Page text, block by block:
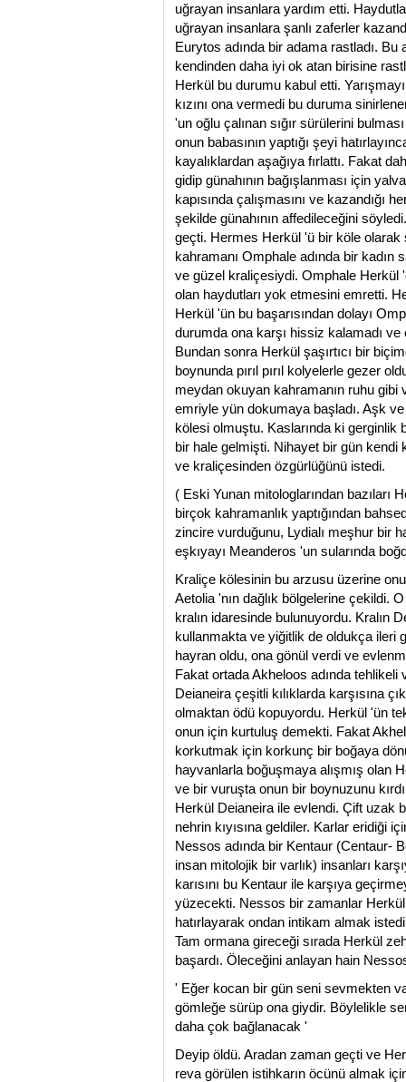
uğrayan insanlara yardım etti.
uğrayan insanlara şanlı zaferler
Eurytos adında bir adama rastladı.
kendinden daha iyi ok atan birisine
Herkül bu durumu kabul etti.
kızını ona vermedi bu duruma
'un oğlu çalınan sığır sürülerini
onun babasının yaptığı şeyi
kayalıklardan aşağıya fırlattı. Fakat
gidip günahının bağışlanması için
kapısında çalışmasını ve
şekilde günahının affedileceğini
geçti. Hermes Herkül 'ü bir köle
kahramanı Omphale adında bir kadın
ve güzel kraliçesiydi. Omphale Herkül
olan haydutları yok etmesini emretti.
Herkül 'ün bu başarısından dolayı
durumda ona karşı hissiz kalamadı ve
Bundan sonra Herkül şaşırtıcı bir
boynunda pırıl pırıl kolyelerle gezer
meydan okuyan kahramanın ruhu
emriyle yün dokumaya başladı. Aşk
kölesi olmuştu. Kaslarında ki gerginlik
bir hale gelmişti. Nihayet bir gün kendi
ve kraliçesinden özgürlüğünü istedi.
( Eski Yunan mitologlarından bazıları
birçok kahramanlık yaptığından
zincire vurduğunu, Lydialı meşhur bir
eşkıyayı Meanderos 'un sularında
Kraliçe kölesinin bu arzusu üzerine
Aetolia 'nın dağlık bölgelerine çekildi.
kralın idaresinde bulunuyordu. Kralın
kullanmakta ve yiğitlik de oldukça ileri
hayran oldu, ona gönül verdi ve
Fakat ortada Akheloos adında tehlikeli
Deianeira çeşitli kılıklarda karşısına
olmaktan ödü kopuyordu. Herkül 'ün
onun için kurtuluş demekti. Fakat
korkutmak için korkunç bir boğaya
hayvanlarla boğuşmaya alışmış olan
ve bir vuruşta onun bir boynuzunu
Herkül Deianeira ile evlendi. Çift uzak
nehrin kıyısına geldiler. Karlar eridiği
Nessos adında bir Kentaur (Centaur-
insan mitolojik bir varlık) insanları
karısını bu Kentaur ile karşıya
yüzecekti. Nessos bir zamanlar Herkül
hatırlayarak ondan intikam almak
Tam ormana gireceği sırada Herkül
başardı. Öleceğini anlayan hain
' Eğer kocan bir gün seni sevmekten
gömleğe sürüp ona giydir. Böylelikle
daha çok bağlanacak '
Deyip öldü. Aradan zaman geçti ve
reva görülen istihkarın öcünü almak